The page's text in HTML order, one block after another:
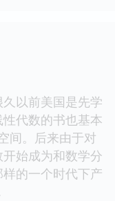
以前美国是先学
代数的书也基本
间。后来由于对
始成为和数学分
的一个时代下产